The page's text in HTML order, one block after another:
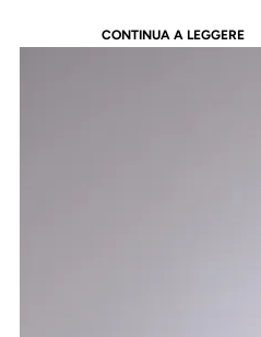
CONTINUA A LEGGERE